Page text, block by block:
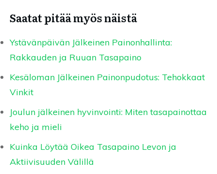
Saatat pitää myös näistä
Ystävänpäivän Jälkeinen Painonhallinta:
Rakkauden ja Ruuan Tasapaino
Kesäloman Jälkeinen Painonpudotus: Tehokkaat
Vinkit
Joulun jälkeinen hyvinvointi: Miten tasapainottaa
keho ja mieli
Kuinka Löytää Oikea Tasapaino Levon ja
Aktiivisuuden Välillä